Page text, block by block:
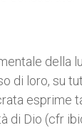
della
di loro, su
esprime
di Dio (cfr